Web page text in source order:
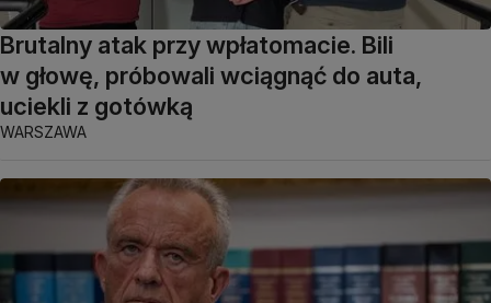
Brutalny atak przy wpłatomacie. Bili
w głowę, próbowali wciągnąć do auta,
uciekli z gotówką
WARSZAWA